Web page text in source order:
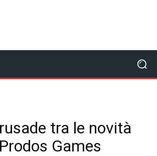
tra le novità
Games